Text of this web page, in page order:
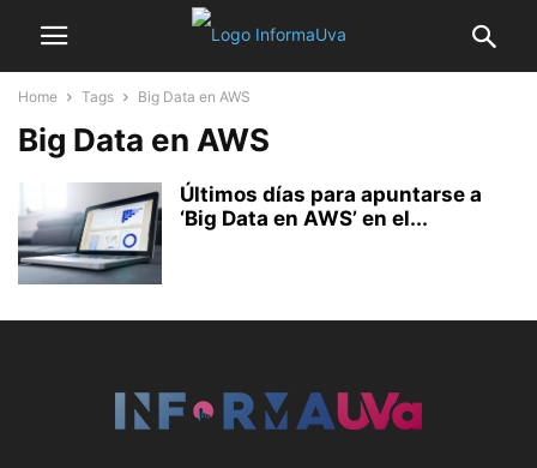
Home Tags Big Data en AWS
Big Data en AWS
Últimos días para apuntarse a
‘Big Data en AWS’ en el...